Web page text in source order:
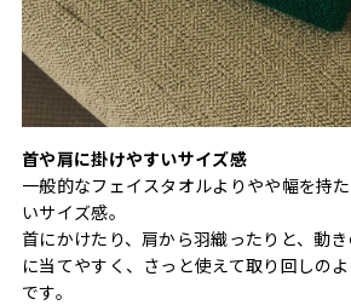
首や肩に掛けやすいサイズ感
一般的なフェイスタオルよりやや幅を持
いサイズ感。
首にかけたり、肩から羽織ったりと、動
に当てやすく、さっと使えて取り回しの
です。